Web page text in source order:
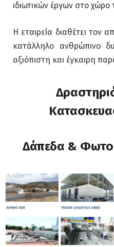
ιδιωτικών έργων στο χώρο
Η εταιρεία διαθέτει τον
κατάλληλο ανθρώπινο
αξιόπιστη και έγκαιρη
Δάπεδα &